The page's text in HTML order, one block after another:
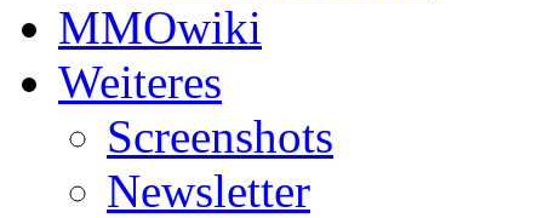
MMOwiki
Weiteres
Screenshots
Newsletter